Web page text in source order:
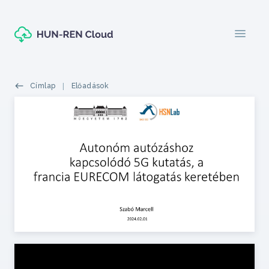
menu
Morzsák
Címlap Előadások
Featured top